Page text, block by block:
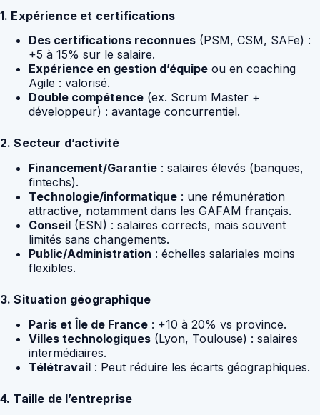
1. Expérience et certifications
Des certifications reconnues (PSM, CSM, SAFe) :
+5 à 15% sur le salaire.
Expérience en gestion d’équipe ou en coaching
Agile : valorisé.
Double compétence (ex. Scrum Master +
développeur) : avantage concurrentiel.
2. Secteur d’activité
Financement/Garantie : salaires élevés (banques,
fintechs).
Technologie/informatique : une rémunération
attractive, notamment dans les GAFAM français.
Conseil (ESN) : salaires corrects, mais souvent
limités sans changements.
Public/Administration : échelles salariales moins
flexibles.
3. Situation géographique
Paris et Île de France : +10 à 20% vs province.
Villes technologiques (Lyon, Toulouse) : salaires
intermédiaires.
Télétravail : Peut réduire les écarts géographiques.
4. Taille de l’entreprise